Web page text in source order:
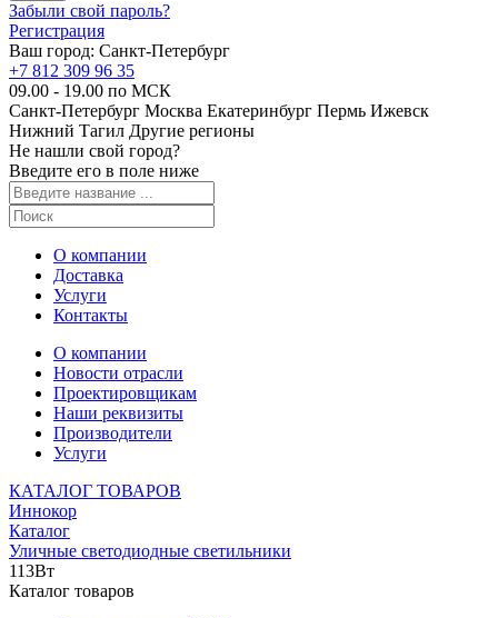
Забыли свой пароль?
Регистрация
Ваш город: Санкт-Петербург
+7 812 309 96 35
09.00 - 19.00 по МСК
Санкт-Петербург Москва Екатеринбург Пермь Ижевск
Нижний Тагил Другие регионы
Не нашли свой город?
Введите его в поле ниже
О компании
Доставка
Услуги
Контакты
О компании
Новости отрасли
Проектировщикам
Наши реквизиты
Производители
Услуги
КАТАЛОГ ТОВАРОВ
Иннокор
Каталог
Уличные светодиодные светильники
113Вт
Каталог товаров